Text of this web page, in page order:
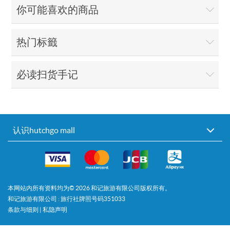
你可能喜欢的商品
热门标籤
必读扫货手记
认识hutchgo mall
本网站内所有资料均为© 2026和记旅游有限公司版权所有。
和记旅游有限公司 : 旅行社牌照号码351033
条款与细则 | 私隐声明